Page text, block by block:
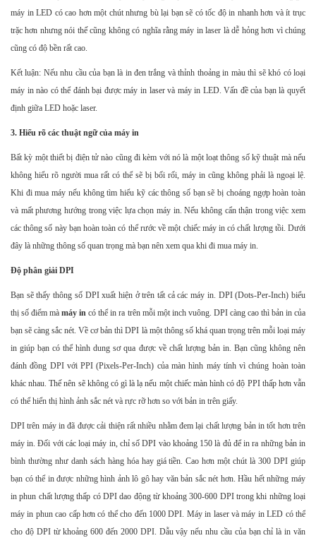
máy in LED có cao hơn một chút nhưng bù lại bạn sẽ có tốc độ in nhanh hơn và ít trục
trặc hơn nhưng nói thế cũng không có nghĩa rằng máy in laser là dễ hỏng hơn vì chúng
cũng có độ bền rất cao.
Kết luận: Nếu nhu cầu của bạn là in đen trắng và thỉnh thoảng in màu thì sẽ khó có loại
máy in nào có thể đánh bại được máy in laser và máy in LED. Vấn đề của bạn là quyết
định giữa LED hoặc laser.
3. Hiểu rõ các thuật ngữ của máy in
Bất kỳ một thiết bị điện tử nào cũng đi kèm với nó là một loạt thông số kỹ thuật mà nếu
không hiểu rõ người mua rất có thể sẽ bị bối rối, máy in cũng không phải là ngoại lệ.
Khi đi mua máy nếu không tìm hiểu kỹ các thông số bạn sẽ bị choáng ngợp hoàn toàn
và mất phương hướng trong việc lựa chọn máy in. Nếu không cẩn thận trong việc xem
các thông số này bạn hoàn toàn có thể rước về một chiếc máy in có chất lượng tồi. Dưới
đây là những thông số quan trọng mà bạn nên xem qua khi đi mua máy in.
Độ phân giải DPI
Bạn sẽ thấy thông số DPI xuất hiện ở trên tất cả các máy in. DPI (Dots-Per-Inch) biểu
thị số điểm màmáy in có thể in ra trên mỗi một inch vuông. DPI càng cao thì bản in của
bạn sẽ càng sắc nét. Về cơ bản thì DPI là một thông số khá quan trọng trên mỗi loại máy
in giúp bạn có thể hình dung sơ qua được về chất lượng bản in. Bạn cũng không nên
đánh đồng DPI với PPI (Pixels-Per-Inch) của màn hình máy tính vì chúng hoàn toàn
khác nhau. Thế nên sẽ không có gì là lạ nếu một chiếc màn hình có độ PPI thấp hơn vẫn
có thể hiển thị hình ảnh sắc nét và rực rỡ hơn so với bản in trên giấy.
DPI trên máy in đã được cải thiện rất nhiều nhằm đem lại chất lượng bản in tốt hơn trên
máy in. Đối với các loại máy in, chỉ số DPI vào khoảng 150 là đủ để in ra những bản in
bình thường như danh sách hàng hóa hay giá tiền. Cao hơn một chút là 300 DPI giúp
bạn có thể in được những hình ảnh lô gô hay văn bản sắc nét hơn. Hầu hết những máy
in phun chất lượng thấp có DPI dao động từ khoảng 300-600 DPI trong khi những loại
máy in phun cao cấp hơn có thể cho đến 1000 DPI. Máy in laser và máy in LED có thể
cho độ DPI từ khoảng 600 đến 2000 DPI. Dẫu vậy nếu nhu cầu của bạn chỉ là in văn